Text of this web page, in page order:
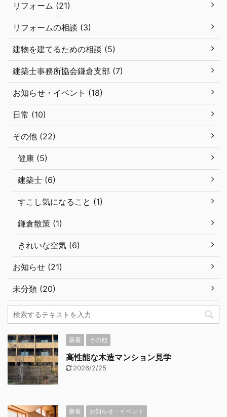
リフォーム (21)
リフォームの相談 (3)
建物を建てるための相談 (5)
建築士事務所協会鎌倉支部 (7)
お知らせ・イベント (18)
日常 (10)
その他 (22)
健康 (5)
建築士 (6)
すこし気になること (1)
鎌倉散策 (1)
きれいな空気 (6)
お知らせ (21)
未分類 (20)
新着 その他
高性能な木造マンション見学
2026/2/25
新着 お知らせ・イベント